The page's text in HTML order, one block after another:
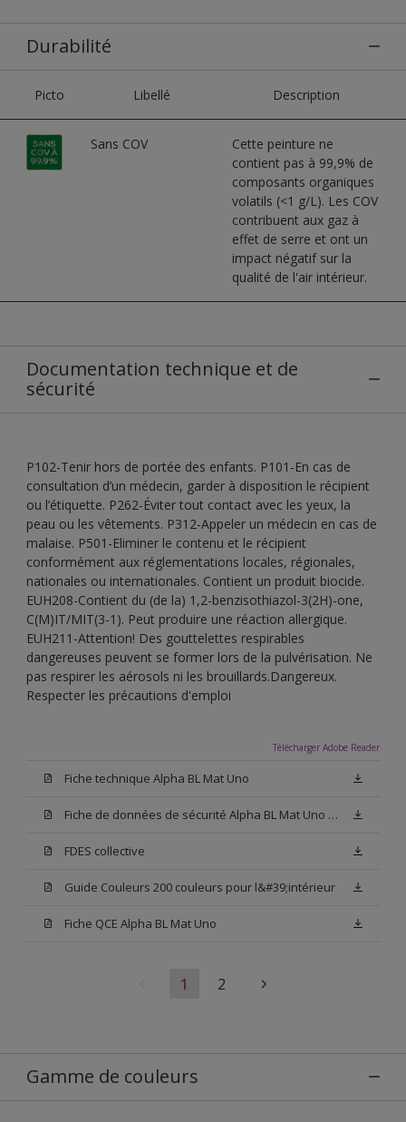
Durabilité
Picto Libellé Description
Sans COV
Cette peinture ne
contient pas à 99,9% de
composants organiques
volatils (<1 g/L). Les COV
contribuent aux gaz à
effet de serre et ont un
impact négatif sur la
qualité de l'air intérieur.
Documentation technique et de
sécurité
P102-Tenir hors de portée des enfants. P101-En cas de
consultation d’un médecin, garder à disposition le récipient
ou l’étiquette. P262-Éviter tout contact avec les yeux, la
peau ou les vêtements. P312-Appeler un médecin en cas de
malaise. P501-Eliminer le contenu et le récipient
conformément aux réglementations locales, régionales,
nationales ou internationales. Contient un produit biocide.
EUH208-Contient du (de la) 1,2-benzisothiazol-3(2H)-one,
C(M)IT/MIT(3-1). Peut produire une réaction allergique.
EUH211-Attention! Des gouttelettes respirables
dangereuses peuvent se former lors de la pulvérisation. Ne
pas respirer les aérosols ni les brouillards.Dangereux.
Respecter les précautions d'emploi
Télécharger Adobe Reader
Fiche technique Alpha BL Mat Uno
Fiche de données de sécurité Alpha BL Mat Uno Base W05
FDES collective
Guide Couleurs 200 couleurs pour l&#39;intérieur
Fiche QCE Alpha BL Mat Uno
1 2
Gamme de couleurs